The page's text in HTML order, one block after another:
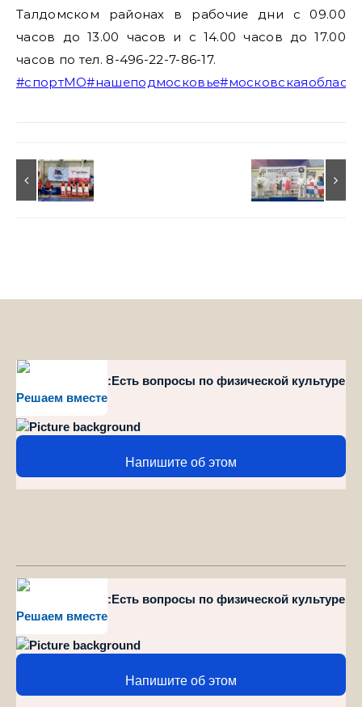
Талдомском районах в рабочие дни с 09.00
часов до 13.00 часов и с 14.00 часов до 17.00
часов по тел. 8-496-22-7-86-17.
#спортМО#нашеподмосковье#московскаяобласть
Решаем вместе
style="position":Есть вопросы по физической культуре
и спорту?
Напишите об этом
Решаем вместе
style="position":Есть вопросы по физической культуре
и спорту?
Напишите об этом